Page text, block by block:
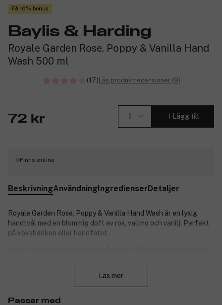
Få 10% bonus
Baylis & Harding
Royale Garden Rose, Poppy & Vanilla Hand
Wash 500 ml
(17)Läs produktrecensioner (9)
72 kr Lägg till
Finns online
BeskrivningAnvändningIngredienserDetaljer
Royale Garden Rose, Poppy & Vanilla Hand Wash är en lyxig
handtvål med en blommig doft av ros, vallmo och vanilj. Perfekt
på köksbänken eller handfatet.
stilfull och klassisk flaska med blommönster som passar lika bra
Läs mer
Passar med